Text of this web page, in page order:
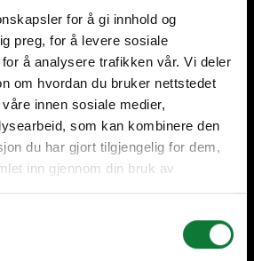
for å gi innhold og
preg, for å levere sosiale
å analysere trafikken vår. Vi deler
om hvordan du bruker nettstedet
innen sosiale medier,
som kan kombinere den
du har gjort tilgjengelig for dem,
inn gjennom din bruk av
Tukea koko ajan